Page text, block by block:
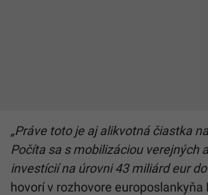
„Práve toto je aj alikvotná čiastka
Počíta sa s mobilizáciou verejných
investícií na úrovni 43 miliárd eur do
hovorí v rozhovore europoslankyňa